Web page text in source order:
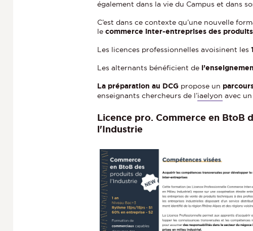
également dans la vie du Campus et dans
C’est dans ce contexte qu’une nouvelle
le commerce inter-entreprises des
Les licences professionnelles avoisinent les
Les alternants bénéficient de
La préparation au DCG propose un
enseignants chercheurs de l’iaelyon avec
Licence pro. Commerce en BtoB
l'Industrie